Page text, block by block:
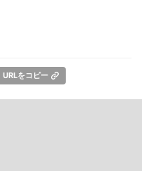
URLをコピー